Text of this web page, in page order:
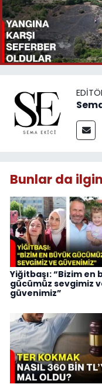
Bunlar da
Yiğitbaşı: “Bizim en
gücümüz sevgimiz
güvenimiz”